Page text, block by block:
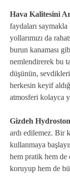
Hava Kalitesini
faydaları
yollarımızı da
burun kanaması
nemlendirerek bu
düşünün,
herkesin keyif
atmosferi kolayca
Gizdeh
ardı edilemez. Bir
kullanmaya
hem pratik hem de
koruyup hem de